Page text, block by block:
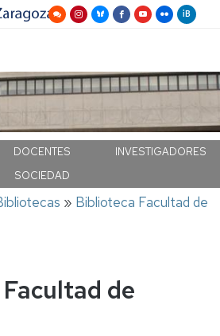
DOCENTES
INVESTIGADORES
SOCIEDAD
Biblioteca Facultad de
de